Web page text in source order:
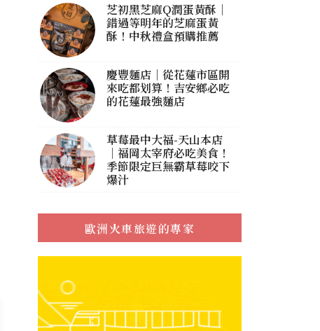
芝初黑芝麻Q潤蛋黃酥｜
錯過等明年的芝麻蛋黃
酥！中秋禮盒預購推薦
慶豐麵店｜從花蓮市區開
來吃都划算！吉安鄉必吃
的花蓮最強麵店
草莓最中大福-天山本店
｜福岡太宰府必吃美食！
季節限定巨無霸草莓咬下
爆汁
歐洲火車旅遊的專家